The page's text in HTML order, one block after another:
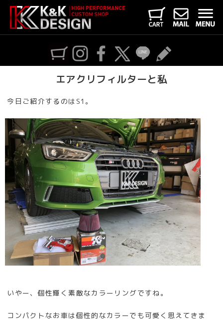
エアクリフィルターと私
今日ご紹介するのはS1。
いやー、個性輝く素敵なカラーリングですね。
コンパクトなお車は個性的なカラーでも可愛く思えてきま